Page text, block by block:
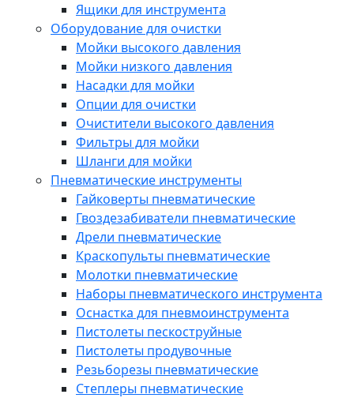
Ящики для инструмента
Оборудование для очистки
Мойки высокого давления
Мойки низкого давления
Насадки для мойки
Опции для очистки
Очистители высокого давления
Фильтры для мойки
Шланги для мойки
Пневматические инструменты
Гайковерты пневматические
Гвоздезабиватели пневматические
Дрели пневматические
Краскопульты пневматические
Молотки пневматические
Наборы пневматического инструмента
Оснастка для пневмоинструмента
Пистолеты пескоструйные
Пистолеты продувочные
Резьборезы пневматические
Степлеры пневматические